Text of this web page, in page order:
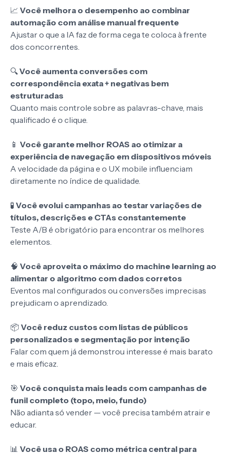
📈 Você melhora o desempenho ao combinar
automação com análise manual frequente
Ajustar o que a IA faz de forma cega te coloca à frente
dos concorrentes.
🔍Você aumenta conversões com
correspondência exata + negativas bem
estruturadas
Quanto mais controle sobre as palavras-chave, mais
qualificado é o clique.
📱 Você garante melhor ROAS ao otimizar a
experiência de navegação em dispositivos móveis
A velocidade da página e o UX mobile influenciam
diretamente no índice de qualidade.
🧪 Você evolui campanhas ao testar variações de
títulos, descrições e CTAs constantemente
Teste A/B é obrigatório para encontrar os melhores
elementos.
🧠 Você aproveita o máximo do machine learning ao
alimentar o algoritmo com dados corretos
Eventos mal configurados ou conversões imprecisas
prejudicam o aprendizado.
📦 Você reduz custos com listas de públicos
personalizados e segmentação por intenção
Falar com quem já demonstrou interesse é mais barato
e mais eficaz.
🎯 Você conquista mais leads com campanhas de
funil completo (topo, meio, fundo)
Não adianta só vender — você precisa também atrair e
educar.
📊 Você usa o ROAS como métrica central para